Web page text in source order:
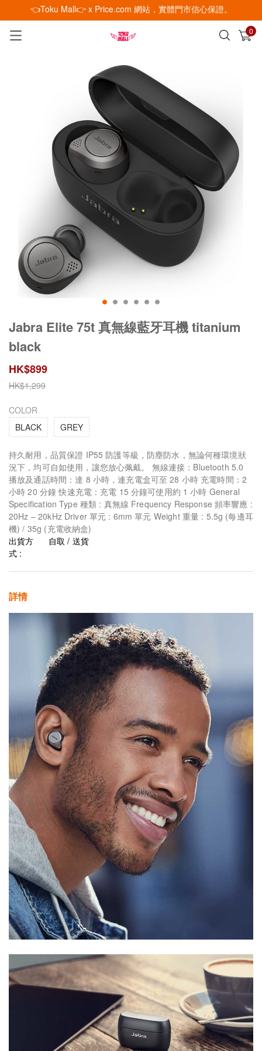
👈Toku Mall👉 x Price.com 網站，實體門市信心保證。
0
已加入購物車 查看
Jabra Elite 75t 真無線藍牙耳機 titanium
black
HK$899
HK$1,299
COLOR
BLACK
GREY
持久耐用，品質保證 IP55 防護等級，防塵防水，無論何種環境狀
況下，均可自如使用，讓您放心佩戴。 無線連接：Bluetooth 5.0
播放及通話時間：達 8 小時，連充電盒可至 28 小時 充電時間：2
小時 20 分鐘 快速充電：充電 15 分鐘可使用約 1 小時 General
Specification Type 種類 : 真無線 Frequency Response 頻率響應 :
20Hz – 20kHz Driver 單元 : 6mm 單元 Weight 重量 : 5.5g (每邊耳
機) / 35g (充電收納盒)
出貨方
式 :
自取 / 送貨
詳情